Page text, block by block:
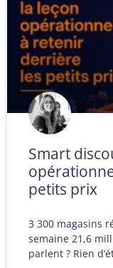
Smart
petits prix
3 300 magasins
semaine 21,6
parlent ? Rien